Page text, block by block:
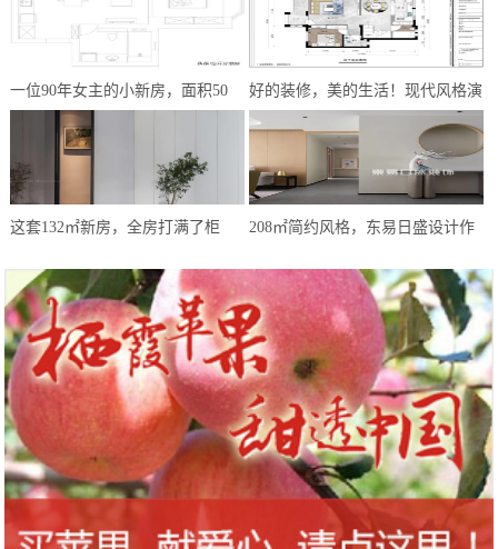
一位90年女主的小新房，面积50
㎡，简约式风格，让我越看越爱
好的装修，美的生活！现代风格演
绎，心之所向方为家
这套132㎡新房，全房打满了柜
松
208㎡简约风格，东易日盛设计作